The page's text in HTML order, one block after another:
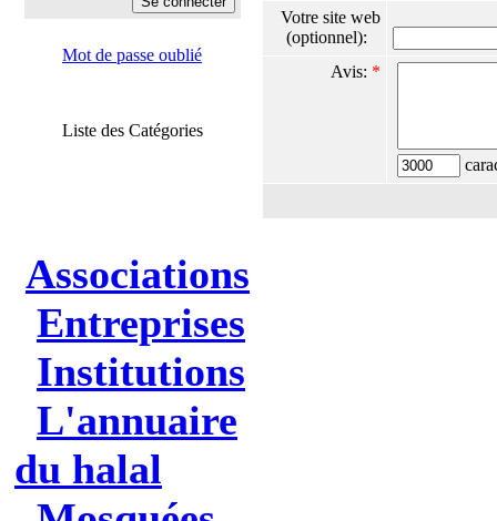
Mot de passe oublié
Liste des Catégories
Associations
Entreprises
Institutions
L'annuaire
du halal
Votre site web
(optionnel):
Avis: *